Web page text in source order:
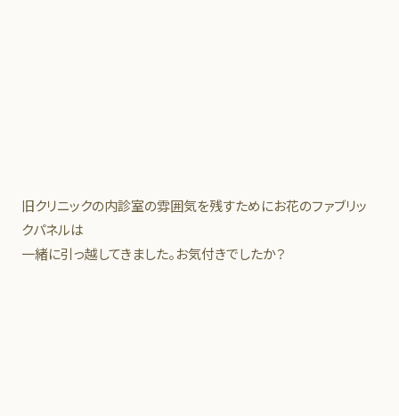
旧クリニックの内診室の雰囲気を残すためにお花のファブリッ
クパネルは
一緒に引っ越してきました。お気付きでしたか？